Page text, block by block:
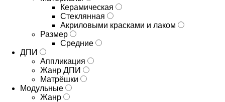
Керамическая
Стеклянная
Акриловыми красками и лаком
Размер
Средние
ДПИ
Аппликация
Жанр ДПИ
Матрёшки
Модульные
Жанр